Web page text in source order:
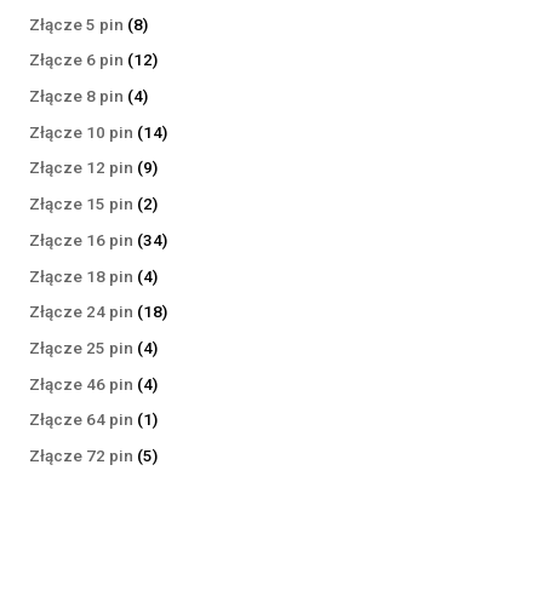
Złącze 5 pin 88
produktów
Złącze 6 pin 1212
Złącze 8 pin 44
produkty
Złącze 10 pin 1414
Złącze 12 pin 99
produktów
Złącze 15 pin 22
produkty
Złącze 16 pin 3434
Złącze 18 pin 44
produkty
Złącze 24 pin 1818
Złącze 25 pin 44
produkty
Złącze 46 pin 44
produkty
Złącze 64 pin 11
produkt
Złącze 72 pin 55